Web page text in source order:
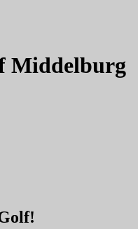
Middelburg